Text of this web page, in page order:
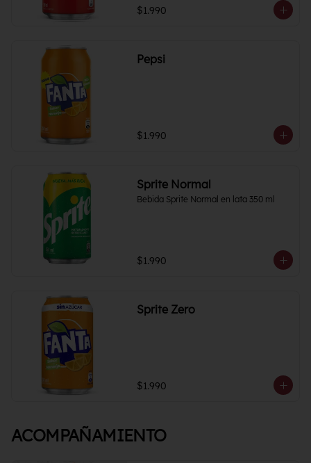
$1.990
Pepsi
$1.990
Sprite Normal
Bebida Sprite Normal en lata 350 ml
$1.990
Sprite Zero
$1.990
ACOMPAÑAMIENTO